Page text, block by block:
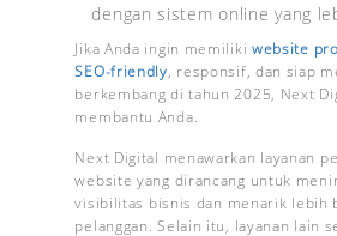
dengan sistem online yang
Jika Anda ingin memiliki website
SEO-friendly , responsif, dan siap
berkembang di tahun 2025, Next
membantu Anda.
Next Digital menawarkan layanan
website yang dirancang untuk
visibilitas bisnis dan menarik lebih
pelanggan. Selain itu, layanan lain